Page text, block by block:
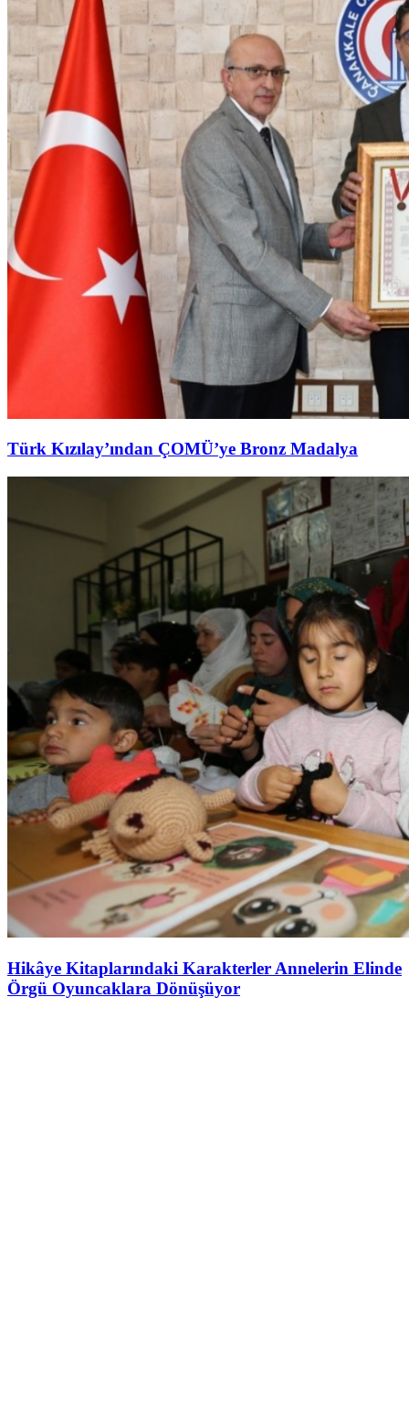
Türk Kızılay’ından ÇOMÜ’ye Bronz Madalya
Hikâye Kitaplarındaki Karakterler Annelerin Elinde
Örgü Oyuncaklara Dönüşüyor